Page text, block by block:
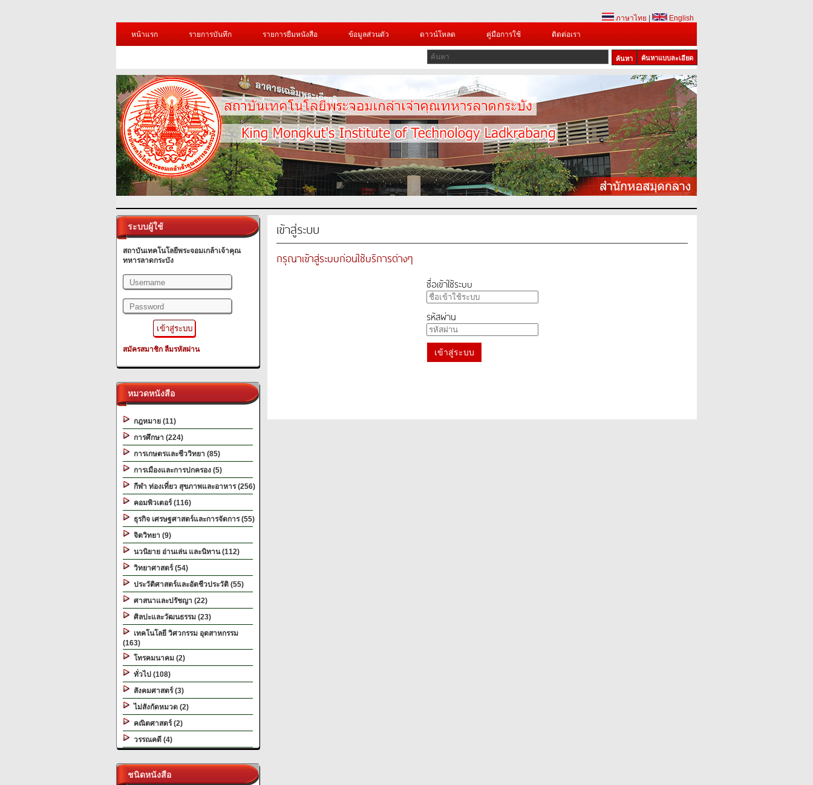
ภาษาไทย
English
หน้าแรก
รายการบันทึก รายการยืมหนังสือ ข้อมูลส่วนตัว ดาวน์โหลด คู่มือการใช้ ติดต่อเรา
ค้นหาแบบละเอียด
ระบบผู้ใช้
สถาบันเทคโนโลยีพระจอมเกล้าเจ้าคุณ
ทหารลาดกระบัง
สมัครสมาชิก ลืมรหัสผ่าน
หมวดหนังสือ
กฎหมาย (11)
การศึกษา (224)
การเกษตรและชีววิทยา (85)
การเมืองและการปกครอง (5)
กีฬา ท่องเที่ยว สุขภาพและอาหาร (256)
คอมพิวเตอร์ (116)
ธุรกิจ เศรษฐศาสตร์และการจัดการ (55)
จิตวิทยา (9)
นวนิยาย อ่านเล่น และนิทาน (112)
วิทยาศาสตร์ (54)
ประวัติศาสตร์และอัตชีวประวัติ (55)
ศาสนาและปรัชญา (22)
ศิลปะและวัฒนธรรม (23)
เทคโนโลยี วิศวกรรม อุตสาหกรรม
(163)
โทรคมนาคม (2)
ทั่วไป (108)
สังคมศาสตร์ (3)
ไม่สังกัดหมวด (2)
คณิตศาสตร์ (2)
วรรณคดี (4)
ชนิดหนังสือ
เข้าสู่ระบบ
กรุณาเข้าสู่ระบบก่อนใช้บริการต่างๆ
ชื่อเข้าใช้ระบบ
รหัสผ่าน